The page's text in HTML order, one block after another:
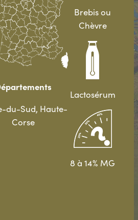
du-Sud, Haute-
Corse
Brebis ou
Chèvre
Lactosérum
8 à 14% MG